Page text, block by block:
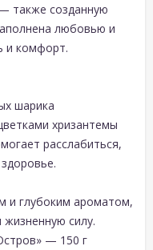
также созданную
любовью и
и комфорт.
шарика
хризантемы
расслабиться,
и глубоким ароматом,
силу.
— 150 г